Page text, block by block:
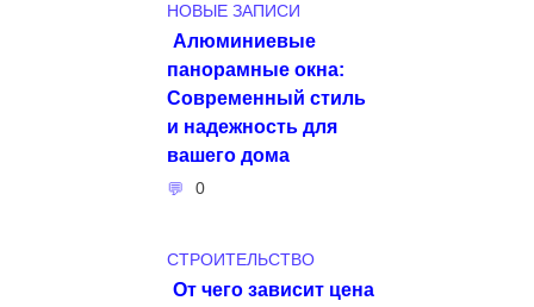
НОВЫЕ ЗАПИСИ
Алюминиевые
панорамные окна:
Современный стиль
и надежность для
вашего дома
0
СТРОИТЕЛЬСТВО
От чего зависит цена